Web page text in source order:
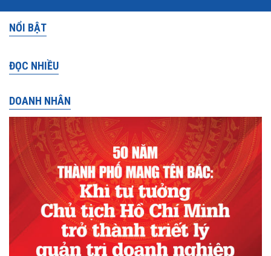
NỔI BẬT
ĐỌC NHIỀU
DOANH NHÂN